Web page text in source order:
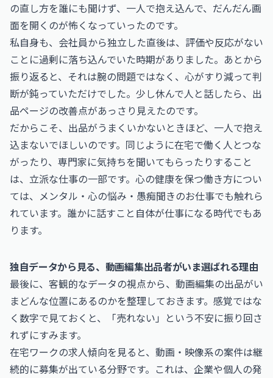
の直し方を誰にも聞けず、一人で抱え込んで、だんだん画
面を開くのが怖くなっていったのです。
私自身も、会社員から独立した直後は、評価や反応がない
ことに過剰に落ち込んでいた時期がありました。あとから
振り返ると、それは腕の問題ではなく、心がすり減って判
断が鈍っていただけでした。少し休んで人と話したら、出
品ページの改善点があっさり見えたのです。
だからこそ、出品がうまくいかないときほど、一人で抱え
込まないでほしいのです。同じように在宅で働く人とつな
がったり、専門家に気持ちを聞いてもらったりすること
は、立派な仕事の一部です。心の健康を保つ働き方につい
ては、 メンタル・心の悩み・愚痴聞きのお仕事でも触れら
れています。誰かに話すこと自体が仕事になる時代でもあ
ります。
独自データから見る、動画編集出品者がいま選ばれる理由
最後に、客観的なデータの視点から、動画編集の出品がい
まどんな位置にあるのかを整理しておきます。感覚ではな
く数字で見ておくと、「売れない」という不安に振り回さ
れずにすみます。
在宅ワークの求人傾向を見ると、動画・映像系の案件は継
続的に募集が出ている分野です。これは、企業や個人の発